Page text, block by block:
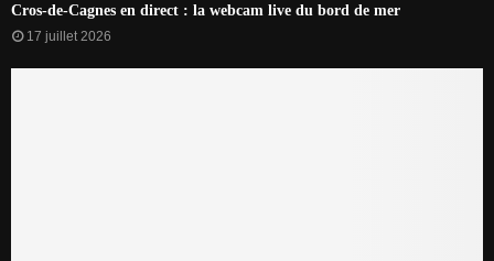
Cros-de-Cagnes en direct : la webcam live du bord de mer
17 juillet 2026